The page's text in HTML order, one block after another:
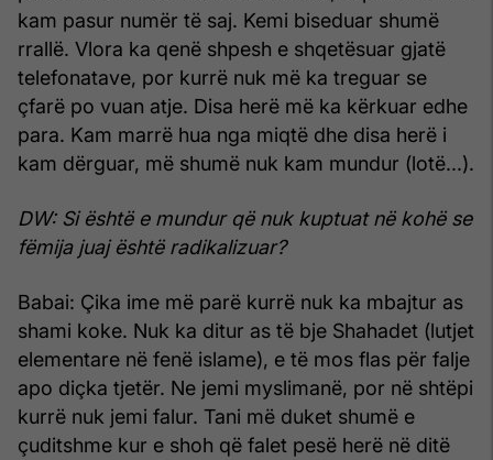
kam pasur numër të saj. Kemi biseduar shumë
rrallë. Vlora ka qenë shpesh e shqetësuar gjatë
telefonatave, por kurrë nuk më ka treguar se
çfarë po vuan atje. Disa herë më ka kërkuar edhe
para. Kam marrë hua nga miqtë dhe disa herë i
kam dërguar, më shumë nuk kam mundur (lotë...).
DW: Si është e mundur që nuk kuptuat në kohë se
fëmija juaj është radikalizuar?
Babai: Çika ime më parë kurrë nuk ka mbajtur as
shami koke. Nuk ka ditur as të bje Shahadet (lutjet
elementare në fenë islame), e të mos flas për falje
apo diçka tjetër. Ne jemi myslimanë, por në shtëpi
kurrë nuk jemi falur. Tani më duket shumë e
çuditshme kur e shoh që falet pesë herë në ditë